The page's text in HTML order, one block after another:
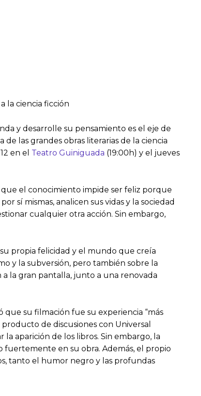
la ciencia ficción
y desarrolle su pensamiento es el eje de
de las grandes obras literarias de la ciencia
en el Teatro Guiniguada (19:00h) y el jueves
el conocimiento impide ser feliz porque
sí mismas, analicen sus vidas y la sociedad
cualquier otra acción. Sin embargo,
propia felicidad y el mundo que creía
y la subversión, pero también sobre la
la gran pantalla, junto a una renovada
su filmación fue su experiencia “más
de discusiones con Universal
aparición de los libros. Sin embargo, la
en su obra. Además, el propio
tanto el humor negro y las profundas